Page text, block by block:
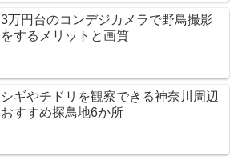
3万円台のコンデジカメラで野鳥撮影
をするメリットと画質
シギやチドリを観察できる神奈川周辺
おすすめ探鳥地6か所